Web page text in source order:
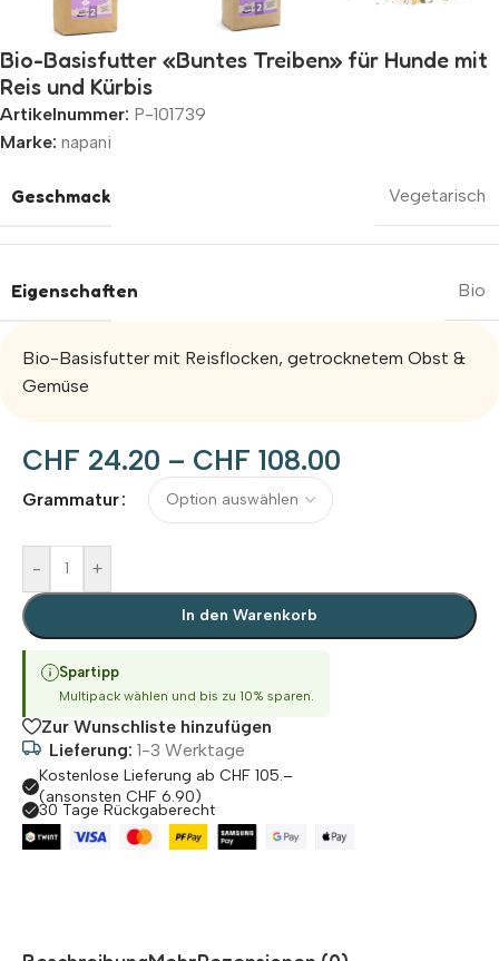
Bio-Basisfutter «Buntes Treiben» für Hunde mit
Reis und Kürbis
Artikelnummer: P-101739
Marke: napani
Geschmack Vegetarisch
Eigenschaften Bio
Bio-Basisfutter mit Reisflocken, getrocknetem Obst &
Gemüse
CHF 24.20 – CHF 108.00
Grammatur
- +
In den Warenkorb
Alternative:
Spartipp
Multipack wählen und bis zu 10% sparen.
Zur Wunschliste hinzufügen
Lieferung: 1-3 Werktage
Kostenlose Lieferung ab CHF 105.–
(ansonsten CHF 6.90)
30 Tage Rückgaberecht